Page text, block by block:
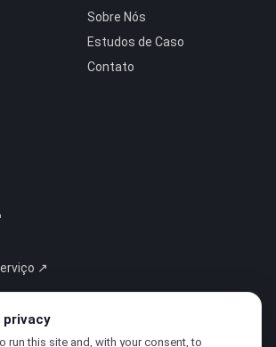
Sobre Nós
Estudos de Caso
Contato
↗
privacy
run this site and, with your consent, to